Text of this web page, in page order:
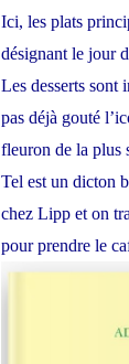
Ici, les plats
désignant le jour
Les desserts sont
pas déjà gouté
fleuron de la plus
Tel est un dicton
chez Lipp et on
pour prendre le